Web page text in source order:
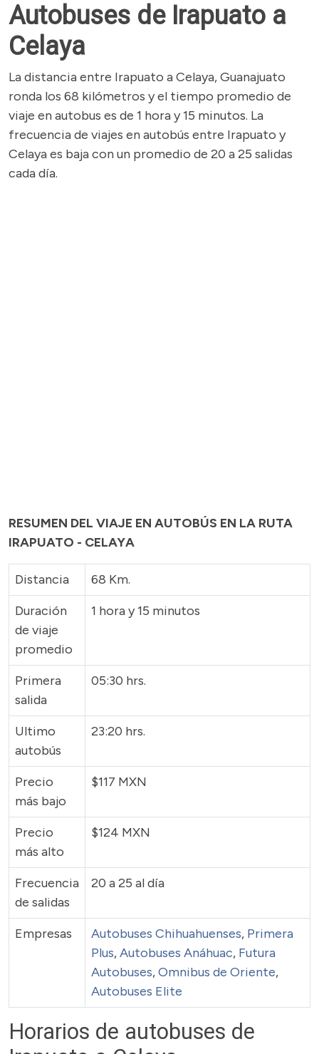
Autobuses de Irapuato a
Celaya
La distancia entre Irapuato a Celaya, Guanajuato
ronda los 68 kilómetros y el tiempo promedio de
viaje en autobus es de 1 hora y 15 minutos. La
frecuencia de viajes en autobús entre Irapuato y
Celaya es baja con un promedio de 20 a 25 salidas
cada día.
RESUMEN DEL VIAJE EN AUTOBÚS EN LA RUTA
IRAPUATO - CELAYA
Distancia
68 Km.
Duración
de viaje
promedio
1 hora y 15 minutos
Primera
salida
05:30 hrs.
Ultimo
autobús
23:20 hrs.
Precio
más bajo
$117 MXN
Precio
más alto
$124 MXN
Frecuencia
de salidas
20 a 25 al día
Empresas Autobuses Chihuahuenses, Primera
Plus,Autobuses Anáhuac, Futura
Autobuses,Omnibus de Oriente,
Autobuses Elite
Horarios de autobuses de